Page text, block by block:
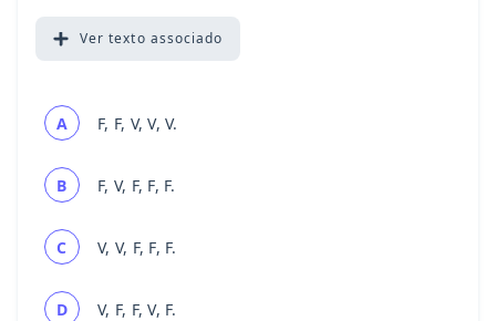
Ver texto associado
A F, F, V, V, V.
B F, V, F, F, F.
C V, V, F, F, F.
D V, F, F, V, F.